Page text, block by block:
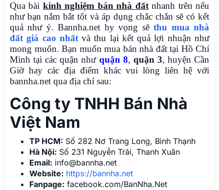
Qua bài kinh nghiệm bán nhà đấtnhanh trên nếu
như bạn nắm bắt tốt và áp dụng chắc chắn sẽ có kết
quả như ý. Bannha.net hy vọng sẽthu mua nhà
đất giá cao nhấtvà thu lại kết quả lợi nhuận như
mong muốn. Bạn muốn mua bán nhà đất tại Hồ Chí
Minh tại các quận như quận 8, quận 3, huyện Cần
Giờ hay các địa điểm khác vui lòng liên hệ với
bannha.net qua địa chỉ sau:
Công ty TNHH Bán Nhà
Việt Nam
TP HCM: Số 282 Nơ Trang Long, Bình Thạnh
Hà Nội: Số 231 Nguyễn Trãi, Thanh Xuân
Email: info@bannha.net
Website: https://bannha.net
Fanpage: facebook.com/BanNha.Net